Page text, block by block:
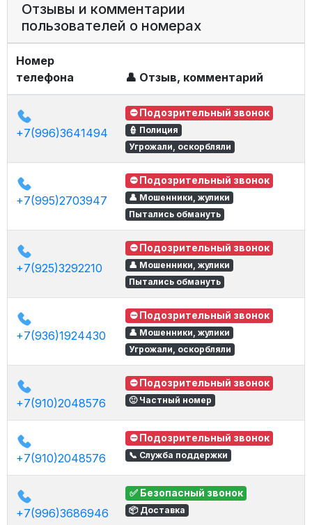
Отзывы и комментарии
пользователей о номерах
Номер
телефона
👤 Отзыв, комментарий
+7(996)3641494
⛔ Подозрительный звонок
👮 Полиция
Угрожали, оскорбляли
+7(995)2703947
⛔ Подозрительный звонок
👤 Мошенники, жулики
Пытались обмануть
+7(925)3292210
⛔ Подозрительный звонок
👤 Мошенники, жулики
Пытались обмануть
+7(936)1924430
⛔ Подозрительный звонок
👤 Мошенники, жулики
Угрожали, оскорбляли
+7(910)2048576
⛔ Подозрительный звонок
🙂 Частный номер
+7(910)2048576
⛔ Подозрительный звонок
📞 Служба поддержки
+7(996)3686946
✅ Безопасный звонок
📦 Доставка